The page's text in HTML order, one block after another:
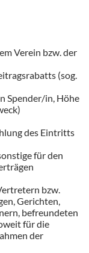
Verein bzw. der
(sog.
Spender/in, Höhe
des Eintritts
für den
bzw.
Gerichten,
befreundeten
für die
der